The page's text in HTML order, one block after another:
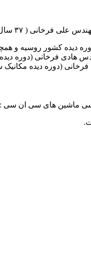
فرخانی ( ۳۷ سال سابقه کاری در امر برنامه نویسی ماشین های سی ان سی)
دیده کشور روسیه و
هادی فرخانی (دوره
(دوره دیده مکانیک
ماشین آلات صنعتی : ۰۹۱۰۱۹۹۷۴۷۰ شماره همراه واحد تعمیرات : ۰۹۳۸۳۵۲۷۴۵۱